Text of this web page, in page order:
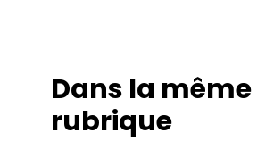
Dans la même
rubrique